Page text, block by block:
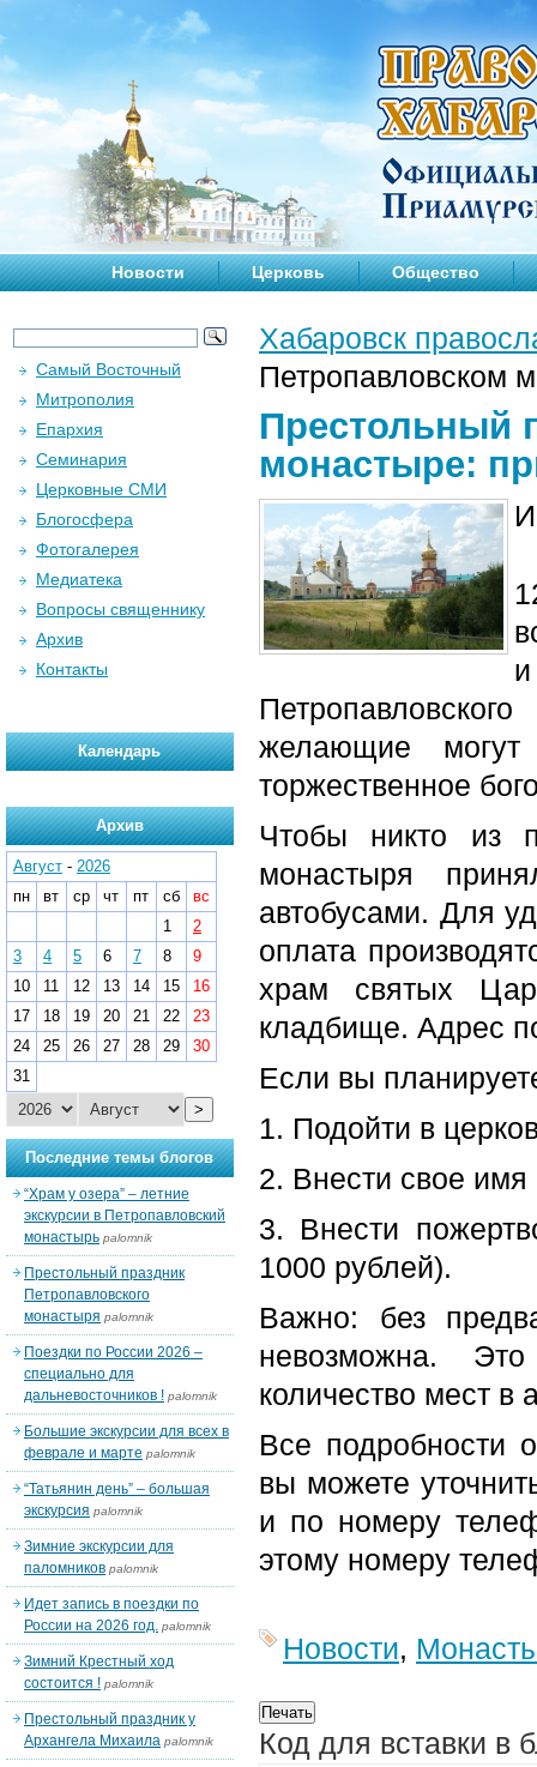
Новости Церковь Общество
Хабаровск
Петропавловском
Престольный
монастыре:
желающие могут
торжественное
Чтобы никто из
монастыря
автобусами. Для
оплата
храм святых
кладбище. Адрес
Если вы
1. Подойти в
2. Внести свое имя
3. Внести
1000 рублей).
Важно: без
невозможна.
количество мест в
Все подробности
вы можете
и по номеру
этому номеру
Новости,
Код для вставки в
Самый Восточный
Митрополия
Епархия
Семинария
Церковные СМИ
Блогосфера
Фотогалерея
Медиатека
Вопросы священнику
Архив
Контакты
Календарь
Архив
Август - 2026
пн
вт ср чт пт сб
вс
1
2
3
4 5 6 7 8
9
10
11 12 13 14 15
16
17
18 19 20 21 22
23
24
25 26 27 28 29
30
31
>
Последние темы блогов
“Храм у озера” – летние
экскурсии в Петропавловский
монастырь palomnik
Престольный праздник
Петропавловского
монастыря palomnik
Поездки по России 2026 –
специально для
дальневосточников ! palomnik
Большие экскурсии для всех в
феврале и марте palomnik
“Татьянин день” – большая
экскурсия palomnik
Зимние экскурсии для
паломников palomnik
Идет запись в поездки по
России на 2026 год. palomnik
Зимний Крестный ход
состоится ! palomnik
Престольный праздник у
Архангела Михаила palomnik